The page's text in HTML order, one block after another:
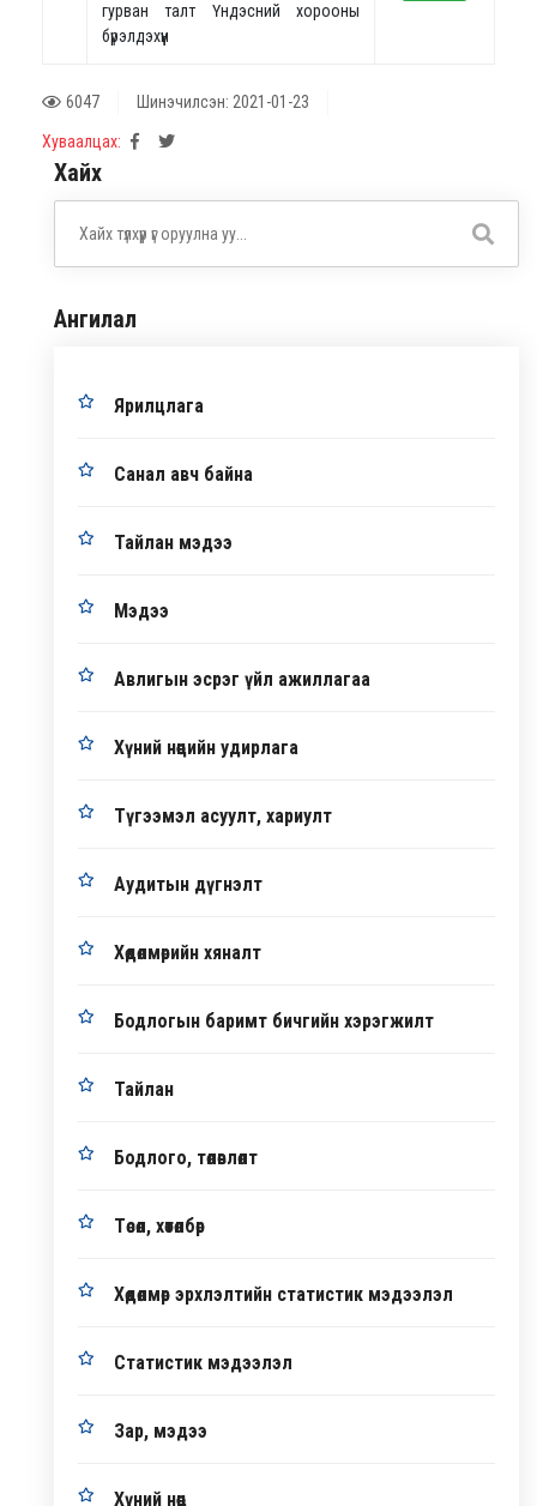
гурван талт Үндэсний хорооны
бүрэлдэхүүн
6047 Шинэчилсэн: 2021-01-23
Хуваалцах:
Хайх
Ангилал
Ярилцлага
Санал авч байна
Тайлан мэдээ
Мэдээ
Авлигын эсрэг үйл ажиллагаа
Хүний нөөцийн удирлага
Түгээмэл асуулт, хариулт
Аудитын дүгнэлт
Хөдөлмөрийн хяналт
Бодлогын баримт бичгийн хэрэгжилт
Тайлан
Бодлого, төлөвлөлт
Төсөл, хөтөлбөр
Хөдөлмөр эрхлэлтийн статистик мэдээлэл
Статистик мэдээлэл
Зар, мэдээ
Хүний нөөц